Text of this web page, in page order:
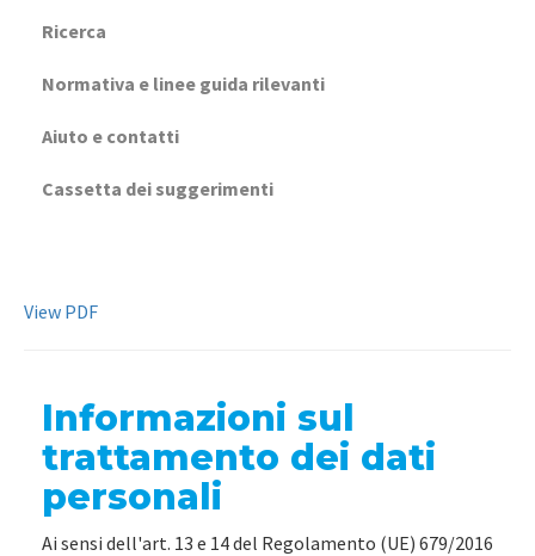
Ricerca
Normativa e linee guida rilevanti
Aiuto e contatti
Cassetta dei suggerimenti
View PDF
Informazioni sul
trattamento dei dati
personali
Ai sensi dell'art. 13 e 14 del Regolamento (UE) 679/2016